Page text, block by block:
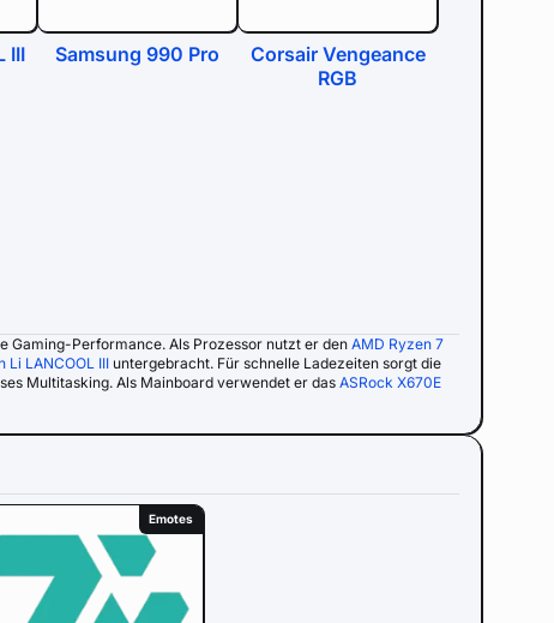
III Samsung 990 Pro
Corsair Vengeance
RGB
Gaming-Performance. Als Prozessor nutzt er denAMD Ryzen 7
Li LANCOOL III untergebracht. Für schnelle Ladezeiten sorgt die
Multitasking. Als Mainboard verwendet er dasASRock X670E
Emotes